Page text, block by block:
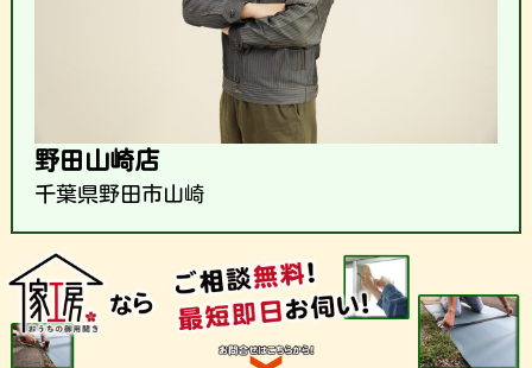
野田山崎店
千葉県野田市山崎